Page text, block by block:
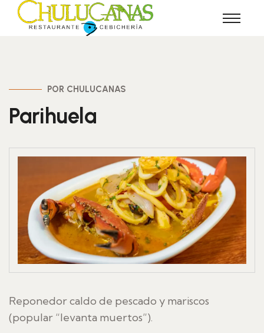
POR CHULUCANAS
Parihuela
Reponedor caldo de pescado y mariscos
(popular “levanta muertos”).